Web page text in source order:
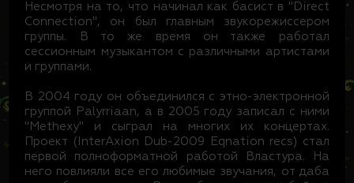
Несмотря на то, что начинал как басист в "Direct
Connection", он был главным звукорежиссером
группы. В то же время он также работал
сессионным музыкантом с различными артистами
и группами.
В 2004 году он объединился с этно-электронной
группой Palyrriaan, а в 2005 году записал с ними
"Methexy" и сыграл на многих их концертах.
Проект (InterAxion Dub-2009 Eqnation recs) стал
первой полноформатной работой Властура. На
него повлияли все его любимые звучания, от даба